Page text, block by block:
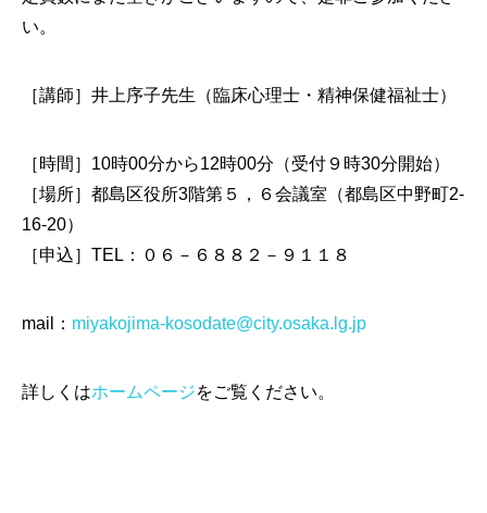
い。
［講師］井上序子先生（臨床心理士・精神保健福祉士）
［時間］10時00分から12時00分（受付９時30分開始）
［場所］都島区役所3階第５，６会議室（都島区中野町2‐
16‐20）
［申込］TEL：０６－６８８２－９１１８
mail： miyakojima-kosodate@city.osaka.lg.jp
詳しくはホームページをご覧ください。